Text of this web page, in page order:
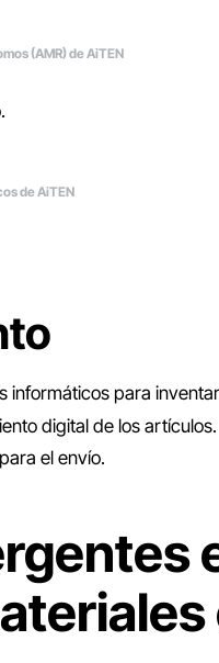
(AMR) de AiTEN
de AiTEN
informáticos para
digital de los artículos.
el envío.